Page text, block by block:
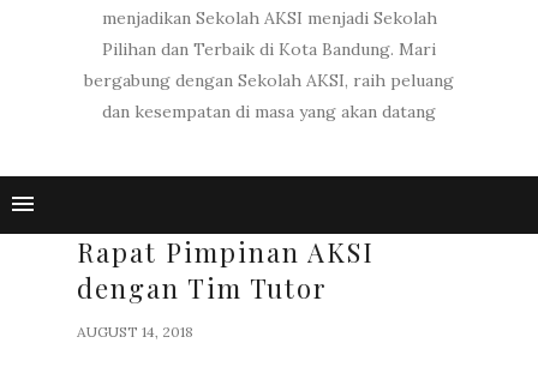
menjadikan Sekolah AKSI menjadi Sekolah
Pilihan dan Terbaik di Kota Bandung. Mari
bergabung dengan Sekolah AKSI, raih peluang
dan kesempatan di masa yang akan datang
Rapat Pimpinan AKSI
dengan Tim Tutor
AUGUST 14, 2018